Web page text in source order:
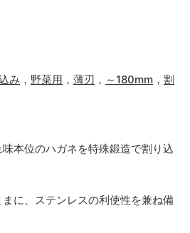
み ， 野菜用 ， 薄刃 ， ～180mm ， 割
本位のハガネを特殊鍛造で割り込
に、ステンレスの利使性を兼ね備